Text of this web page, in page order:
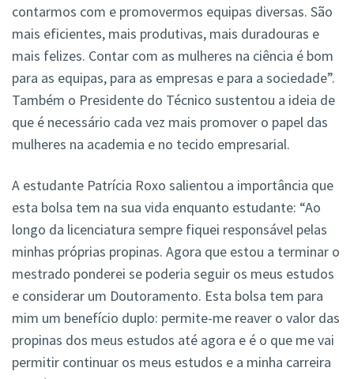
contarmos com e promovermos equipas diversas. São
mais eficientes, mais produtivas, mais duradouras e
mais felizes. Contar com as mulheres na ciência é bom
para as equipas, para as empresas e para a sociedade”.
Também o Presidente do Técnico sustentou a ideia de
que é necessário cada vez mais promover o papel das
mulheres na academia e no tecido empresarial.
A estudante Patrícia Roxo salientou a importância que
esta bolsa tem na sua vida enquanto estudante: “Ao
longo da licenciatura sempre fiquei responsável pelas
minhas próprias propinas. Agora que estou a terminar o
mestrado ponderei se poderia seguir os meus estudos
e considerar um Doutoramento. Esta bolsa tem para
mim um benefício duplo: permite-me reaver o valor das
propinas dos meus estudos até agora e é o que me vai
permitir continuar os meus estudos e a minha carreira